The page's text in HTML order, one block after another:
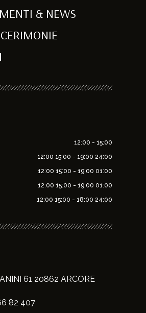
& NEWS
12:00 - 15:00
12:00 15:00 - 19:00 24:00
12:00 15:00 - 19:00 01:00
12:00 15:00 - 19:00 01:00
12:00 15:00 - 18:00 24:00
61 20862 ARCORE
82 407